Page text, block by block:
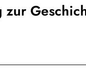
zur